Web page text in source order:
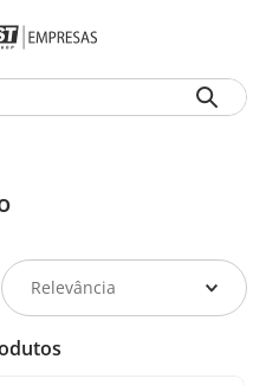
Tune 770
Relevância